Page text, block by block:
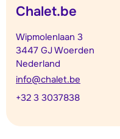
Chalet.be
Wipmolenlaan 3
3447 GJ Woerden
Nederland
info@chalet.be
+32 3 3037838